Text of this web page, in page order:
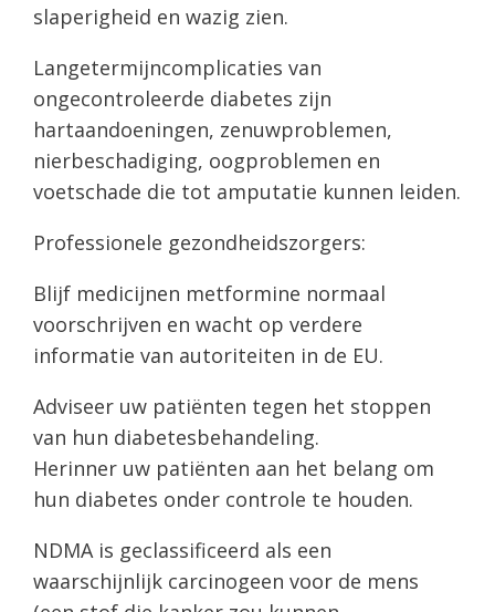
slaperigheid en wazig zien.
Langetermijncomplicaties van
ongecontroleerde diabetes zijn
hartaandoeningen, zenuwproblemen,
nierbeschadiging, oogproblemen en
voetschade die tot amputatie kunnen leiden.
Professionele gezondheidszorgers:
Blijf medicijnen metformine normaal
voorschrijven en wacht op verdere
informatie van autoriteiten in de EU.
Adviseer uw patiënten tegen het stoppen
van hun diabetesbehandeling.
Herinner uw patiënten aan het belang om
hun diabetes onder controle te houden.
NDMA is geclassificeerd als een
waarschijnlijk carcinogeen voor de mens